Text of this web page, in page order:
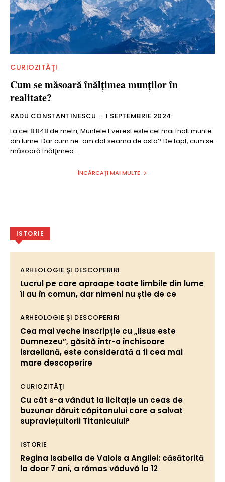
CURIOZITĂŢI
Cum se măsoară înălţimea munţilor în
realitate?
RADU CONSTANTINESCU - 1 SEPTEMBRIE 2024
La cei 8.848 de metri, Muntele Everest este cel mai înalt munte
din lume. Dar cum ne-am dat seama de asta? De fapt, cum se
măsoară înălţimea...
ÎNCĂRCAȚI MAI MULTE
ISTORIE
ARHEOLOGIE ŞI DESCOPERIRI
Lucrul pe care aproape toate limbile din lume
îl au în comun, dar nimeni nu știe de ce
ARHEOLOGIE ŞI DESCOPERIRI
Cea mai veche inscripție cu „Iisus este
Dumnezeu”, găsită într-o închisoare
israeliană, este considerată a fi cea mai
mare descoperire
CURIOZITĂŢI
Cu cât s-a vândut la licitație un ceas de
buzunar dăruit căpitanului care a salvat
supraviețuitorii Titanicului?
ISTORIE
Regina Isabella de Valois a Angliei: căsătorită
la doar 7 ani, a rămas văduvă la 12